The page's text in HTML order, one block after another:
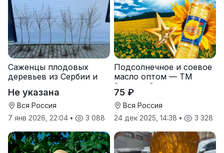
Саженцы плодовых
деревьев из Сербии и
Не указана
Вся Россия
7 янв 2026, 22:04 • 3 088
Подсолнечное и соевое
масло оптом — ТМ
Золотая Семечка
75 ₽
Вся Россия
24 дек 2025, 14:38 • 3 328